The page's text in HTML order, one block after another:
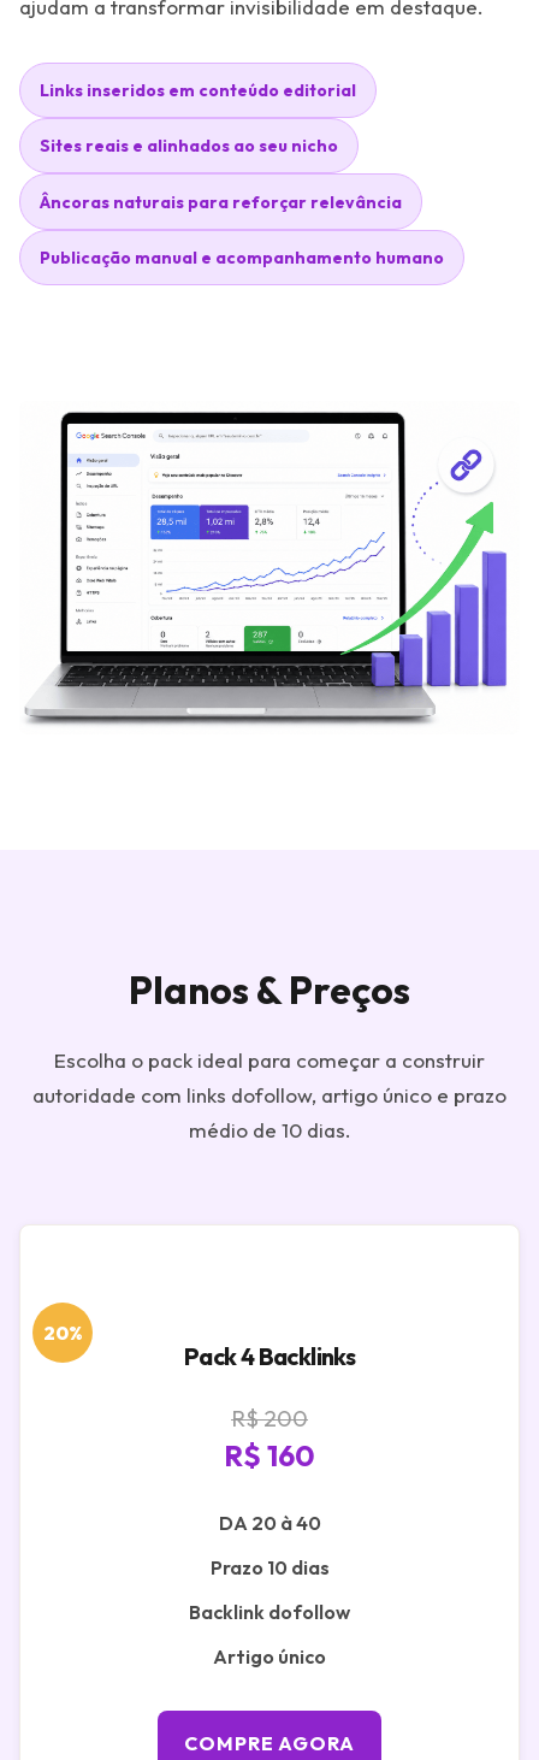
ajudam a transformar invisibilidade em destaque.
Links inseridos em conteúdo editorial
Sites reais e alinhados ao seu nicho
Âncoras naturais para reforçar relevância
Publicação manual e acompanhamento humano
Planos & Preços
Escolha o pack ideal para começar a construir
autoridade com links dofollow, artigo único e prazo
médio de 10 dias.
20%
Pack 4 Backlinks
R$ 200
R$ 160
DA 20 à 40
Prazo 10 dias
Backlink dofollow
Artigo único
COMPRE AGORA